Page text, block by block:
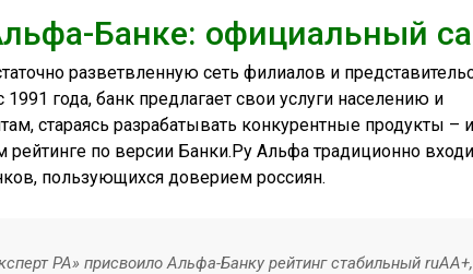
Банке: официальный
разветвленную сеть филиалов и
1991 года, банк предлагает свои услуги населению и
стараясь разрабатывать конкурентные продукты –
рейтинге по версии Банки.Ру Альфа традиционно
пользующихся доверием россиян.
РА» присвоило Альфа-Банку рейтинг стабильный